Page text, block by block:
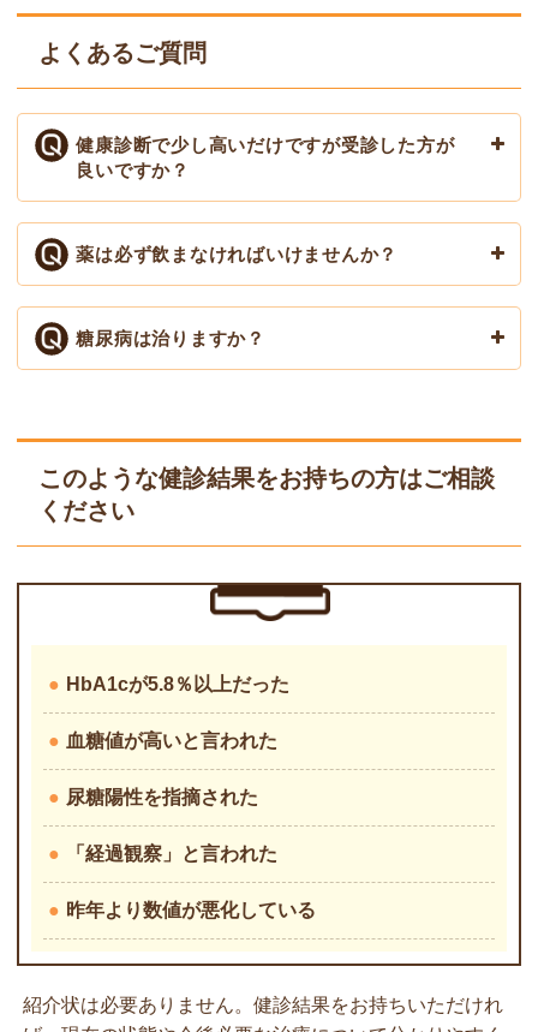
よくあるご質問
健康診断で少し高いだけですが受診した方が
良いですか？
薬は必ず飲まなければいけませんか？
糖尿病は治りますか？
このような健診結果をお持ちの方はご相談
ください
● HbA1cが5.8％以上だった
● 血糖値が高いと言われた
● 尿糖陽性を指摘された
● 「経過観察」と言われた
● 昨年より数値が悪化している
紹介状は必要ありません。健診結果をお持ちいただけれ